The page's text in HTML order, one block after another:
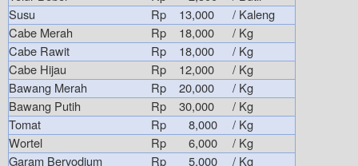
Susu
Rp 13,000
/ Kaleng
Cabe Merah
Rp 18,000
/ Kg
Cabe Rawit
Rp 18,000
/ Kg
Cabe Hijau
Rp 12,000
/ Kg
Bawang Merah
Rp 20,000
/ Kg
Bawang Putih
Rp 30,000
/ Kg
Tomat
Rp 8,000
/ Kg
Wortel
Rp 6,000
/ Kg
Garam Beryodium
Rp 5,000 / Kg